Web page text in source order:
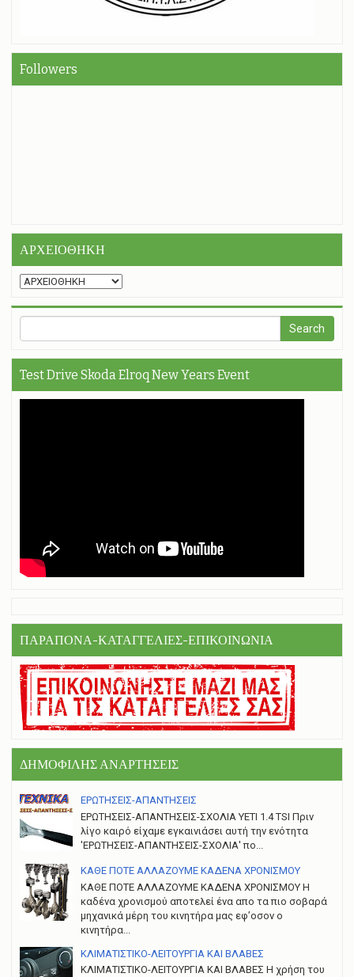
Followers
ΑΡΧΕΙΟΘΗΚΗ
Test Drive Skoda Elroq New Years Event
ΠΑΡΑΠΟΝΑ-ΚΑΤΑΓΓΕΛΙΕΣ-ΕΠΙΚΟΙΝΩΝΙΑ
ΔΗΜΟΦΙΛΗΣ ΑΝΑΡΤΗΣΕΙΣ
ΕΡΩΤΗΣΕΙΣ-ΑΠΑΝΤΗΣΕΙΣ
ΕΡΩΤΗΣΕΙΣ-ΑΠΑΝΤΗΣΕΙΣ-ΣΧΟΛΙΑ YETI 1.4 TSI Πριν
λίγο καιρό είχαμε εγκαινιάσει αυτή την ενότητα
'ΕΡΩΤΗΣΕΙΣ-ΑΠΑΝΤΗΣΕΙΣ-ΣΧΟΛΙΑ' πο...
ΚΑΘΕ ΠΟΤΕ ΑΛΛΑΖΟΥΜΕ ΚΑΔΕΝΑ ΧΡΟΝΙΣΜΟΥ
ΚΑΘΕ ΠΟΤΕ ΑΛΛΑΖΟΥΜΕ ΚΑΔΕΝΑ ΧΡΟΝΙΣΜΟΥ Η
καδένα χρονισμού αποτελεί ένα απο τα πιο σοβαρά
μηχανικά μέρη του κινητήρα μας εφ’οσον ο
κινητήρα...
ΚΛΙΜΑΤΙΣΤΙΚΟ-ΛΕΙΤΟΥΡΓΙΑ ΚΑΙ ΒΛΑΒΕΣ
ΚΛΙΜΑΤΙΣΤΙΚΟ-ΛΕΙΤΟΥΡΓΙΑ ΚΑΙ ΒΛΑΒΕΣ H χρήση του